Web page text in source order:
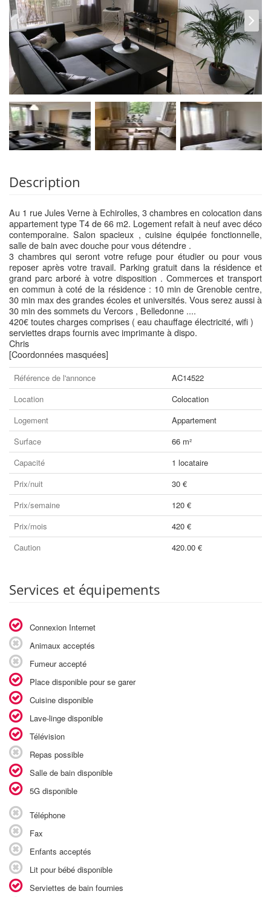
Description
Au 1 rue Jules Verne à Echirolles, 3 chambres en colocation dans
appartement type T4 de 66 m2. Logement refait à neuf avec déco
contemporaine. Salon spacieux , cuisine équipée fonctionnelle,
salle de bain avec douche pour vous détendre .
3 chambres qui seront votre refuge pour étudier ou pour vous
reposer après votre travail. Parking gratuit dans la résidence et
grand parc arboré à votre disposition . Commerces et transport
en commun à coté de la résidence : 10 min de Grenoble centre,
30 min max des grandes écoles et universités. Vous serez aussi à
30 min des sommets du Vercors , Belledonne ....
420€ toutes charges comprises ( eau chauffage électricité, wifi )
serviettes draps fournis avec imprimante à dispo.
Chris
[Coordonnées masquées]
Référence de l'annonce
AC14522
Location
Colocation
Logement
Appartement
Surface
66 m²
Capacité
1 locataire
Prix/nuit
30 €
Prix/semaine
120 €
Prix/mois
420 €
Caution
420.00 €
Services et équipements
Connexion Internet
Animaux acceptés
Fumeur accepté
Place disponible pour se garer
Cuisine disponible
Lave-linge disponible
Télévision
Repas possible
Salle de bain disponible
5G disponible
Téléphone
Fax
Enfants acceptés
Lit pour bébé disponible
Serviettes de bain fournies